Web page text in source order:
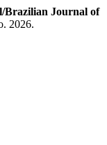
Brazilian Journal of
2026.